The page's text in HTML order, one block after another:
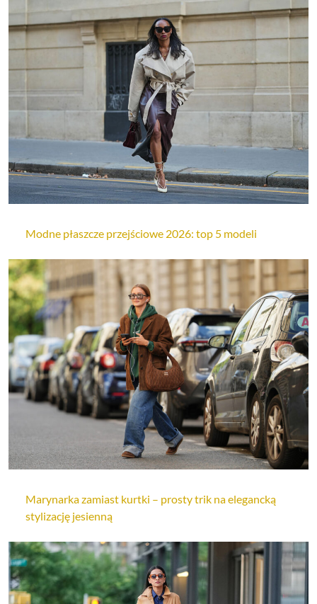
Modne płaszcze przejściowe 2026: top 5 modeli
Marynarka zamiast kurtki – prosty trik na elegancką
stylizację jesienną